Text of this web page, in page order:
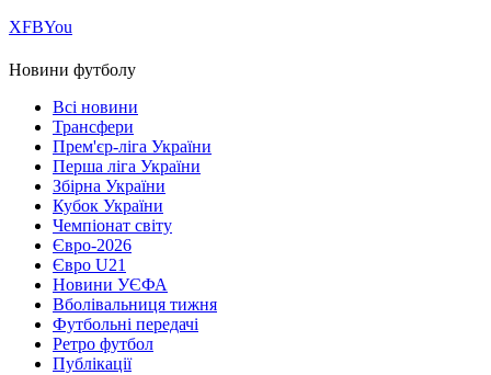
ХFBYou
Новини футболу
Всі новини
Трансфери
Прем'єр-ліга України
Перша ліга України
Збірна України
Кубок України
Чемпіонат світу
Євро-2026
Євро U21
Новини УЄФА
Вболівальниця тижня
Футбольні передачі
Ретро футбол
Публікації